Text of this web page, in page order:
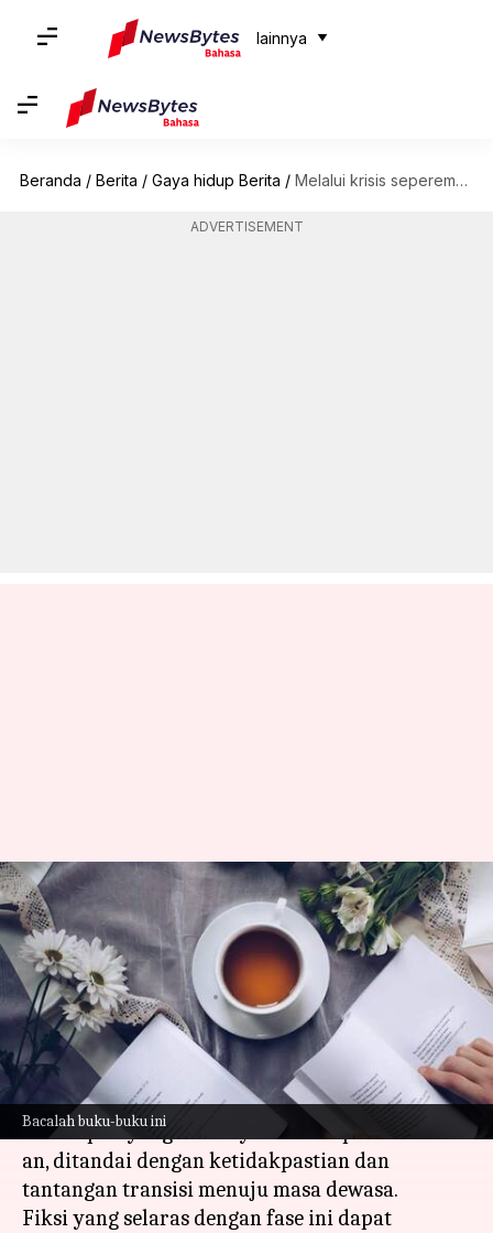
lainnya
Beranda / Berita / Gaya hidup Berita / Melalui krisis seperempat abad melalui buku-buku luar biasa ini
ADVERTISEMENT
Bacalah buku-buku ini
Melalui krisis seperempat abad
melalui buku-buku luar biasa
ini
menulis Bob Apr 18, 2024 11:37 am
Apa ceritanya
Krisis seperempat abad adalah periode
kehidupan yang biasanya dialami pada usia 20-
an, ditandai dengan ketidakpastian dan
tantangan transisi menuju masa dewasa.
Fiksi yang selaras dengan fase ini dapat